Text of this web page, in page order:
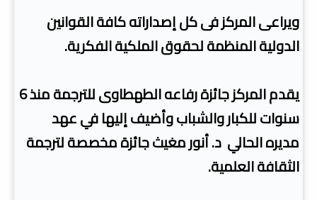
ويراعى المركز فى كل إصداراته كافة القوانين
الدولية المنظمة لحقوق الملكية الفكرية.
يقدم المركز جائزة رفاعه الطهطاوى للترجمة منذ 6
سنوات للكبار والشباب وأضيف إليها في عهد
مديره الحالي د. أنور مغيث جائزة مخصصة لترجمة
الثقافة العلمية.